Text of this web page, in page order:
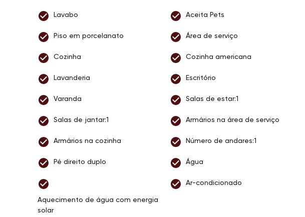
Lavabo Aceita Pets
Piso em porcelanato Área de serviço
Cozinha Cozinha americana
Lavanderia Escritório
Varanda Salas de estar:1
Salas de jantar:1 Armários na área de serviço
Armários na cozinha Número de andares:1
Pé direito duplo Água
Aquecimento de água com energia
solar
Ar-condicionado